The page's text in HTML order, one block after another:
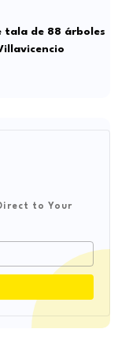
tala de 88 árboles
to Your